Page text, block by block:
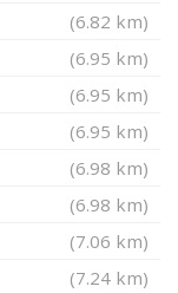
(6.82 km)
(6.95 km)
(6.95 km)
(6.95 km)
(6.98 km)
(6.98 km)
(7.06 km)
(7.24 km)